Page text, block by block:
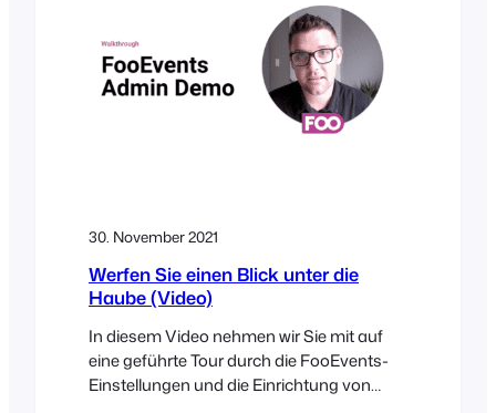
30-Minute Challenge Given the…
30. November 2021
Werfen Sie einen Blick unter die
Haube (Video)
In diesem Video nehmen wir Sie mit auf
eine geführte Tour durch die FooEvents-
Einstellungen und die Einrichtung von